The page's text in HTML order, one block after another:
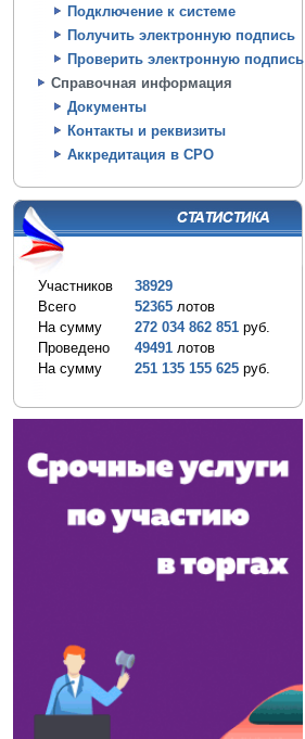
Подключение к системе
Получить электронную подпись
Проверить электронную подпись
Справочная информация
Документы
Контакты и реквизиты
Аккредитация в СРО
Участников
38929
Всего
52365 лотов
На сумму
272 034 862 851 руб.
Проведено
49491 лотов
На сумму
251 135 155 625 руб.